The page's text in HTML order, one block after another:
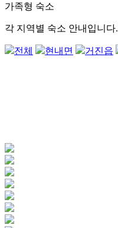
가족형 숙소
각 지역별 숙소 안내입니다.
전체 현내면 거진읍